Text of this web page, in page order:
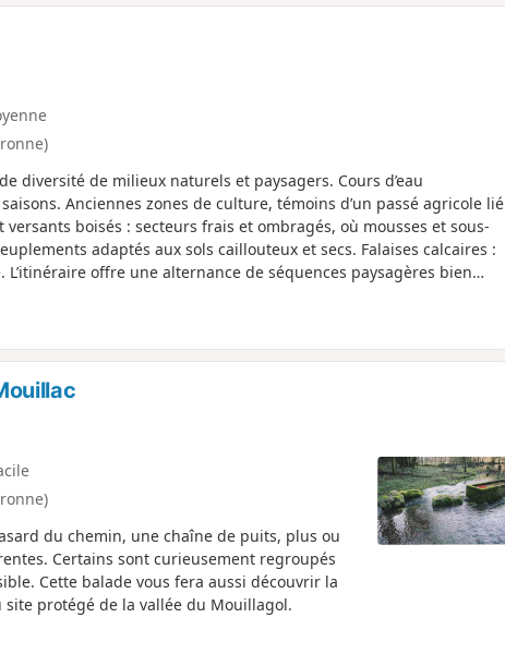
diversité de milieux naturels et paysagers. Cours d’eau
Anciennes zones de culture, témoins d’un passé agricole lié
boisés : secteurs frais et ombragés, où mousses et sous-
adaptés aux sols caillouteux et secs. Falaises calcaires :
offre une alternance de séquences paysagères bien
du chemin, une chaîne de puits, plus ou
Certains sont curieusement regroupés
Cette balade vous fera aussi découvrir la
protégé de la vallée du Mouillagol.